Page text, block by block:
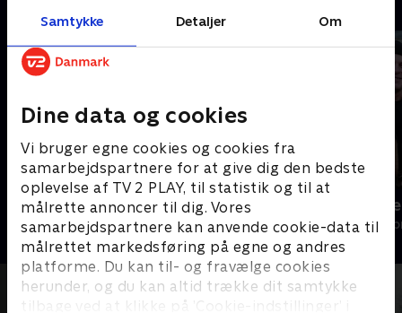
Samtykke Detaljer Om
Dine data og cookies
Vi bruger egne cookies og cookies fra
samarbejdspartnere for at give dig den bedste
oplevelse af TV 2 PLAY, til statistik og til at
målrette annoncer til dig. Vores
samarbejdspartnere kan anvende cookie-data til
målrettet markedsføring på egne og andres
platforme. Du kan til- og fravælge cookies
herunder, og du kan altid trække dit samtykke
tilbage ved at klikke på ’Cookie-indstillinger’ i
Julelys for millioner
2022 • Livsstil • 46 min Livsstil • 3